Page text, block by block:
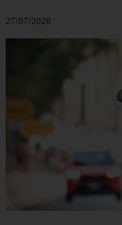
27/07/2026